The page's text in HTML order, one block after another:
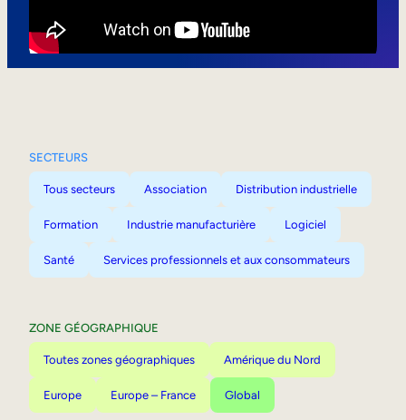
SECTEURS
Tous secteurs Association Distribution industrielle
Formation Industrie manufacturière Logiciel
Santé Services professionnels et aux consommateurs
ZONE GÉOGRAPHIQUE
Toutes zones géographiques Amérique du Nord
Europe Europe – France Global